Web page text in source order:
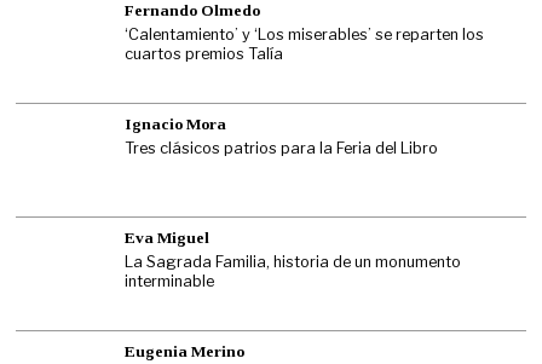
Fernando Olmedo
‘Calentamiento’ y ‘Los miserables’ se reparten los
cuartos premios Talía
Ignacio Mora
Tres clásicos patrios para la Feria del Libro
Eva Miguel
La Sagrada Familia, historia de un monumento
interminable
Eugenia Merino